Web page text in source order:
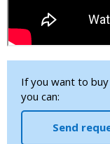
If you want to buy
you can:
Send